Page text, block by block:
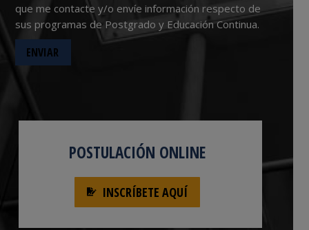
que me contacte y/o envíe información respecto de
sus programas de Postgrado y Educación Continua.
POSTULACIÓN ONLINE
INSCRÍBETE AQUÍ